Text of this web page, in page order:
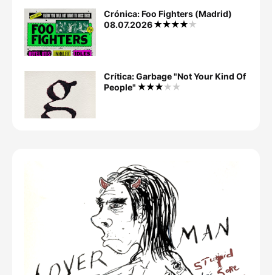
Crónica: Foo Fighters (Madrid)
08.07.2026
Crítica: Garbage "Not Your Kind Of
People"